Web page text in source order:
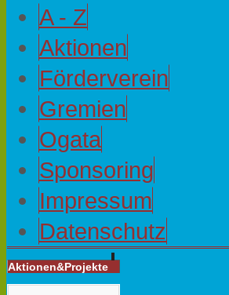
A - Z
Aktionen
Förderverein
Gremien
Ogata
Sponsoring
Impressum
Datenschutz
Aktionen&Projekte